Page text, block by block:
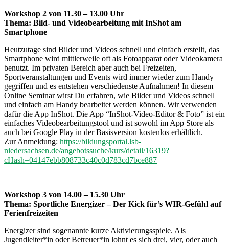
Workshop 2 von 11.30 – 13.00 Uhr
Thema: Bild- und Videobearbeitung mit InShot am
Smartphone
Heutzutage sind Bilder und Videos schnell und einfach erstellt, das
Smartphone wird mittlerweile oft als Fotoapparat oder Videokamera
benutzt. Im privaten Bereich aber auch bei Freizeiten,
Sportveranstaltungen und Events wird immer wieder zum Handy
gegriffen und es entstehen verschiedenste Aufnahmen! In diesem
Online Seminar wirst Du erfahren, wie Bilder und Videos schnell
und einfach am Handy bearbeitet werden können. Wir verwenden
dafür die App InShot. Die App “InShot-Video-Editor & Foto” ist ein
einfaches Videobearbeitungstool und ist sowohl im App Store als
auch bei Google Play in der Basisversion kostenlos erhältlich.
Zur Anmeldung: https://bildungsportal.lsb-
niedersachsen.de/angebotssuche/kurs/detail/16319?
cHash=04147ebb808733c40c0d783cd7bce887
Workshop 3 von 14.00 – 15.30 Uhr
Thema: Sportliche Energizer – Der Kick für’s WIR-Gefühl auf
Ferienfreizeiten
Energizer sind sogenannte kurze Aktivierungsspiele. Als
Jugendleiter*in oder Betreuer*in lohnt es sich drei, vier, oder auch